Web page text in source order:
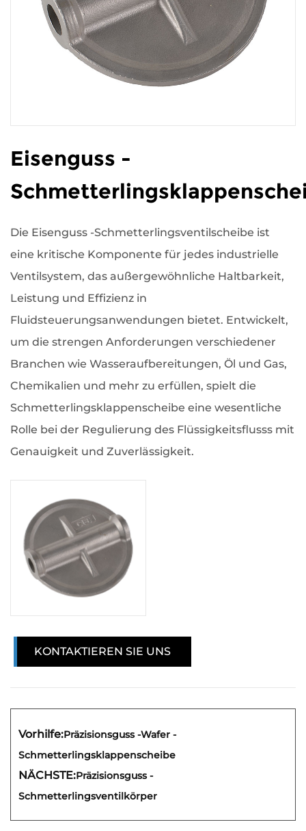
Eisenguss -
Die Eisenguss -Schmetterlingsventilscheibe ist
eine kritische Komponente für jedes industrielle
Ventilsystem, das außergewöhnliche Haltbarkeit,
Leistung und Effizienz in
Fluidsteuerungsanwendungen bietet. Entwickelt,
um die strengen Anforderungen verschiedener
Branchen wie Wasseraufbereitungen, Öl und Gas,
Chemikalien und mehr zu erfüllen, spielt die
Schmetterlingsklappenscheibe eine wesentliche
Rolle bei der Regulierung des Flüssigkeitsflusss mit
Genauigkeit und Zuverlässigkeit.
KONTAKTIEREN SIE UNS
Vorhilfe:Präzisionsguss -Wafer -
Schmetterlingsklappenscheibe
NÄCHSTE:Präzisionsguss -
Schmetterlingsventilkörper